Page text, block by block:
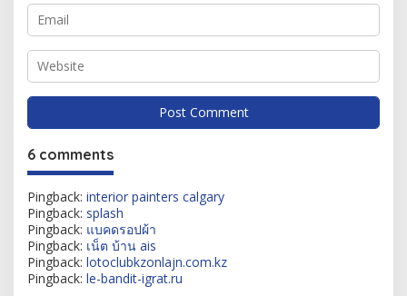
6 comments
Pingback: interior painters calgary
Pingback: splash
Pingback: แบคดรอปผ้า
Pingback: เน็ต บ้าน ais
Pingback: lotoclubkzonlajn.com.kz
Pingback: le-bandit-igrat.ru